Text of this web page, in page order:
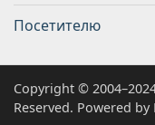
Посетителю
Copyright ©
Reserved. Powered